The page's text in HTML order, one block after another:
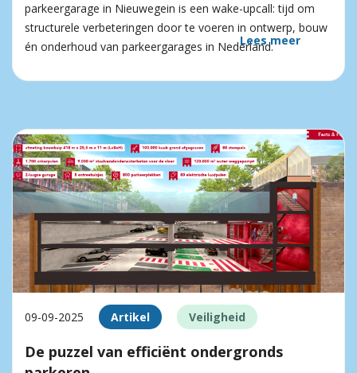
parkeergarage in Nieuwegein is een wake-upcall: tijd om
structurele verbeteringen door te voeren in ontwerp, bouw
én onderhoud van parkeergarages in Nederland.
Lees meer
09-09-2025 Artikel Veiligheid
De puzzel van efficiënt ondergronds